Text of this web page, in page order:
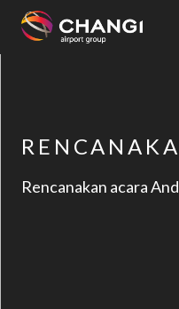
Sites:
Rencanakan acara